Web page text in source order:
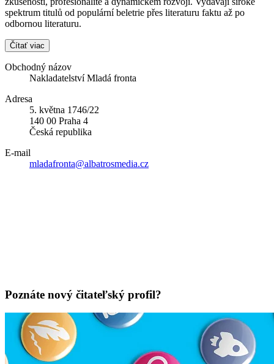
spektrum titulů od populární beletrie přes literaturu faktu až po
odbornou literaturu.
Čítať viac
Obchodný názov
Nakladatelství Mladá fronta
Adresa
5. května 1746/22
140 00 Praha 4
Česká republika
E-mail
mladafronta@albatrosmedia.cz
Poznáte nový čitateľský profil?